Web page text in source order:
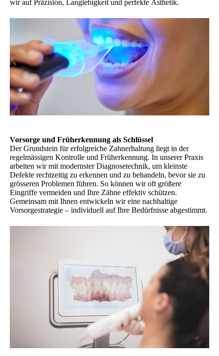
wir auf Präzision, Langlebigkeit und perfekte Ästhetik.
Vorsorge und Früherkennung als Schlüssel
Der Grundstein für erfolgreiche Zahnerhaltung liegt in der
regelmässigen Kontrolle und Früherkennung. In unserer Praxis
arbeiten wir mit modernster Diagnosetechnik, um kleinste
Defekte rechtzeitig zu erkennen und zu behandeln, bevor sie zu
grösseren Problemen führen. So können wir oft größere
Eingriffe vermeiden und Ihre Zähne effektiv schützen.
Gemeinsam mit Ihnen entwickeln wir eine nachhaltige
Vorsorgestrategie – individuell auf Ihre Bedürfnisse abgestimmt.